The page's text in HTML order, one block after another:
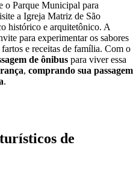
o Parque Municipal para
a Igreja Matriz de São
histórico e arquitetônico. A
para experimentar os sabores
e receitas de família. Com o
de ônibus para viver essa
, comprando sua passagem
.
de